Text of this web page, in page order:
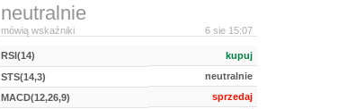
neutralnie
6 sie 15:07
mówią wskaźniki
RSI(14)
kupuj
STS(14,3)
neutralnie
MACD(12,26,9)
sprzedaj